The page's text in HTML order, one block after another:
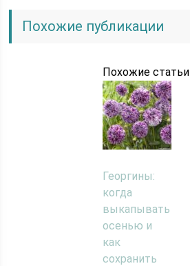
Похожие публикации
Похожие статьи
Георгины:
когда
выкапывать
осенью и
как
сохранить